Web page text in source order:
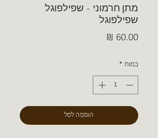
מתן חרמוני - שפילפוגל
שפילפוגל
כמות *
הוספה לסל